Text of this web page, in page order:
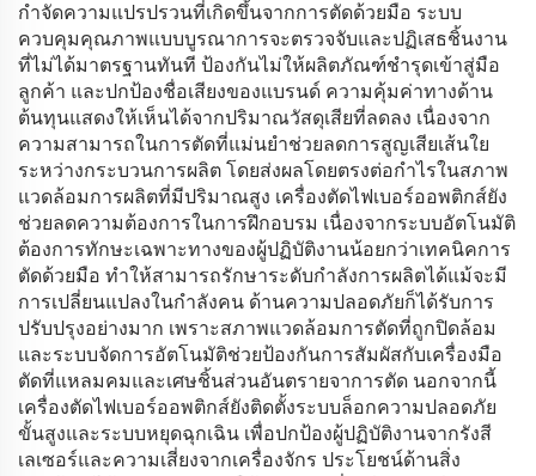
กำจัดความแปรปรวนที่เกิดขึ้นจากการตัดด้วยมือ ระบบ
ควบคุมคุณภาพแบบบูรณาการจะตรวจจับและปฏิเสธชิ้นงาน
ที่ไม่ได้มาตรฐานทันที ป้องกันไม่ให้ผลิตภัณฑ์ชำรุดเข้าสู่มือ
ลูกค้า และปกป้องชื่อเสียงของแบรนด์ ความคุ้มค่าทางด้าน
ต้นทุนแสดงให้เห็นได้จากปริมาณวัสดุเสียที่ลดลง เนื่องจาก
ความสามารถในการตัดที่แม่นยำช่วยลดการสูญเสียเส้นใย
ระหว่างกระบวนการผลิต โดยส่งผลโดยตรงต่อกำไรในสภาพ
แวดล้อมการผลิตที่มีปริมาณสูง เครื่องตัดไฟเบอร์ออพติกส์ยัง
ช่วยลดความต้องการในการฝึกอบรม เนื่องจากระบบอัตโนมัติ
ต้องการทักษะเฉพาะทางของผู้ปฏิบัติงานน้อยกว่าเทคนิคการ
ตัดด้วยมือ ทำให้สามารถรักษาระดับกำลังการผลิตได้แม้จะมี
การเปลี่ยนแปลงในกำลังคน ด้านความปลอดภัยก็ได้รับการ
ปรับปรุงอย่างมาก เพราะสภาพแวดล้อมการตัดที่ถูกปิดล้อม
และระบบจัดการอัตโนมัติช่วยป้องกันการสัมผัสกับเครื่องมือ
ตัดที่แหลมคมและเศษชิ้นส่วนอันตรายจาการตัด นอกจากนี้
เครื่องตัดไฟเบอร์ออพติกส์ยังติดตั้งระบบล็อกความปลอดภัย
ขั้นสูงและระบบหยุดฉุกเฉิน เพื่อปกป้องผู้ปฏิบัติงานจากรังสี
เลเซอร์และความเสี่ยงจากเครื่องจักร ประโยชน์ด้านสิ่ง